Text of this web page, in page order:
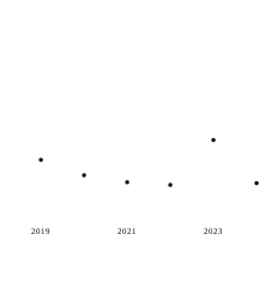
2019 2021 2023